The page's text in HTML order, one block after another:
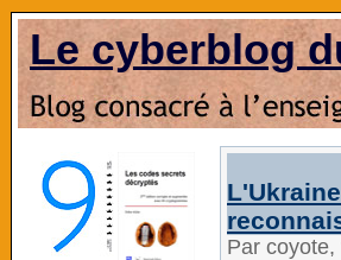
Le cyberblog
Par